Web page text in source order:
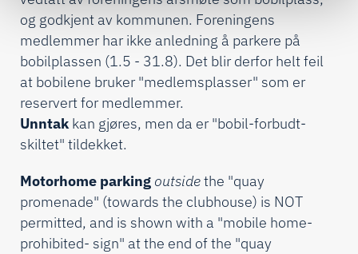
og godkjent av kommunen. Foreningens
medlemmer har ikke anledning å parkere på
bobilplassen (1.5 - 31.8). Det blir derfor helt feil
at bobilene bruker "medlemsplasser" som er
reservert for medlemmer.
Unntakkan gjøres, men da er "bobil-forbudt-
skiltet" tildekket.
Motorhome parking outsidethe "quay
promenade" (towards the clubhouse) is NOT
permitted, and is shown with a "mobile home-
prohibited- sign" at the end of the "quay